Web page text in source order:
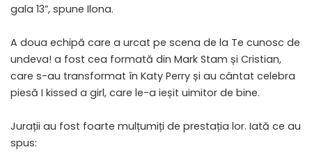
gala 13”, spune Ilona.
A doua echipă care a urcat pe scena de la Te cunosc de
undeva! a fost cea formată din Mark Stam și Cristian,
care s-au transformat în Katy Perry și au cântat celebra
piesă I kissed a girl, care le-a ieșit uimitor de bine.
Jurații au fost foarte mulțumiți de prestația lor. Iată ce au
spus: